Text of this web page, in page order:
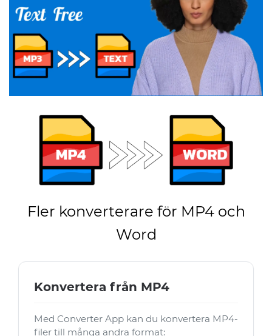
Fler konverterare för MP4 och
Word
Konvertera från MP4
Med Converter App kan du konvertera MP4-
filer till många andra format: